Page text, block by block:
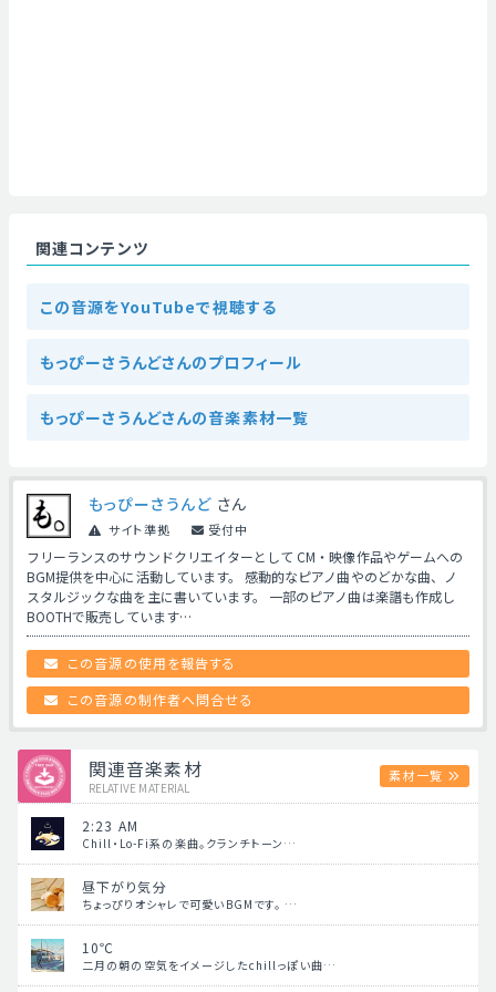
関連コンテンツ
この音源をYouTubeで視聴する
もっぴーさうんどさんのプロフィール
もっぴーさうんどさんの音楽素材一覧
もっぴーさうんど さん
サイト準拠 受付中
フリーランスのサウンドクリエイターとして CM・映像作品やゲームへの
BGM提供を中心に活動しています。 感動的なピアノ曲やのどかな曲、ノ
スタルジックな曲を主に書いています。 一部のピアノ曲は楽譜も作成し
BOOTHで販売しています…
この音源の使用を報告する
この音源の制作者へ問合せる
関連音楽素材
RELATIVE MATERIAL
素材一覧
2:23 AM
Chill・Lo-Fi系の楽曲。クランチトーン…
昼下がり気分
ちょっぴりオシャレで可愛いBGMです。 …
10℃
二月の朝の空気をイメージしたchillっぽい曲…